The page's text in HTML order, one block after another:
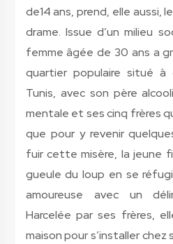
de14 ans, prend, elle aussi,
drame. Issue d’un milieu
femme âgée de 30 ans a
quartier populaire situé à
Tunis, avec son père
mentale et ses cinq frères
que pour y revenir
fuir cette misère, la jeune
gueule du loup en se
amoureuse avec un
Harcelée par ses frères,
maison pour s’installer